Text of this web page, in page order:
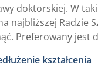
doktorskiej. W
najbliższej Radzie
Preferowany jest
kształcenia